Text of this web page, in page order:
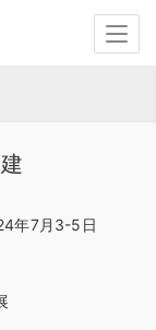
2024年7月3-5日